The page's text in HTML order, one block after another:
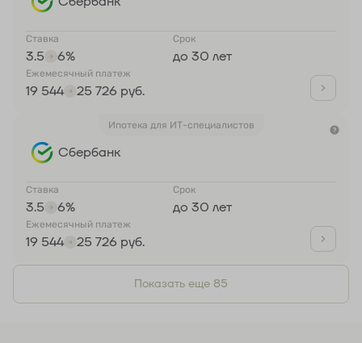
Ставка
3.5 6%
Срок
до 30 лет
Ежемесячный платеж
19 544 25 726 руб.
Ипотека для ИТ-специалистов
Сбербанк
Ставка
3.5 6%
Срок
до 30 лет
Ежемесячный платеж
19 544 25 726 руб.
Показать еще 85